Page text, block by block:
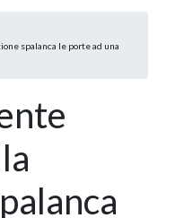
spalanca le porte ad una